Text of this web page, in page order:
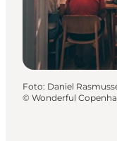
Foto: Daniel
© Wonderful